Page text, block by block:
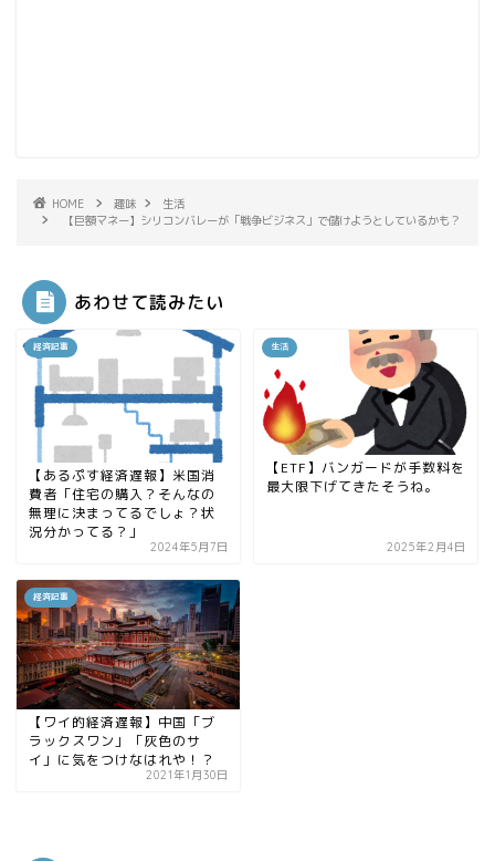
HOME 趣味
生活
【巨額マネー】シリコンバレーが「戦争ビジネス」で儲けようとしているかも？
あわせて読みたい
経済記事
【あるぷす経済遅報】米国消
費者「住宅の購入？そんなの
無理に決まってるでしょ？状
況分かってる？」
2024年5月7日
生活
【ETF】バンガードが手数料を
最大限下げてきたそうね。
2025年2月4日
経済記事
【ワイ的経済遅報】中国「ブ
ラックスワン」「灰色のサ
イ」に気をつけなはれや！？
2021年1月30日